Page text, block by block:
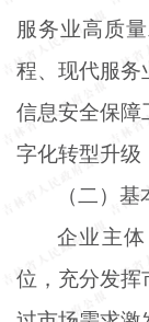
服务业高质
程、现代服务
信息安全保障
字化转型升级
（二）基
企业主
位，充分发挥